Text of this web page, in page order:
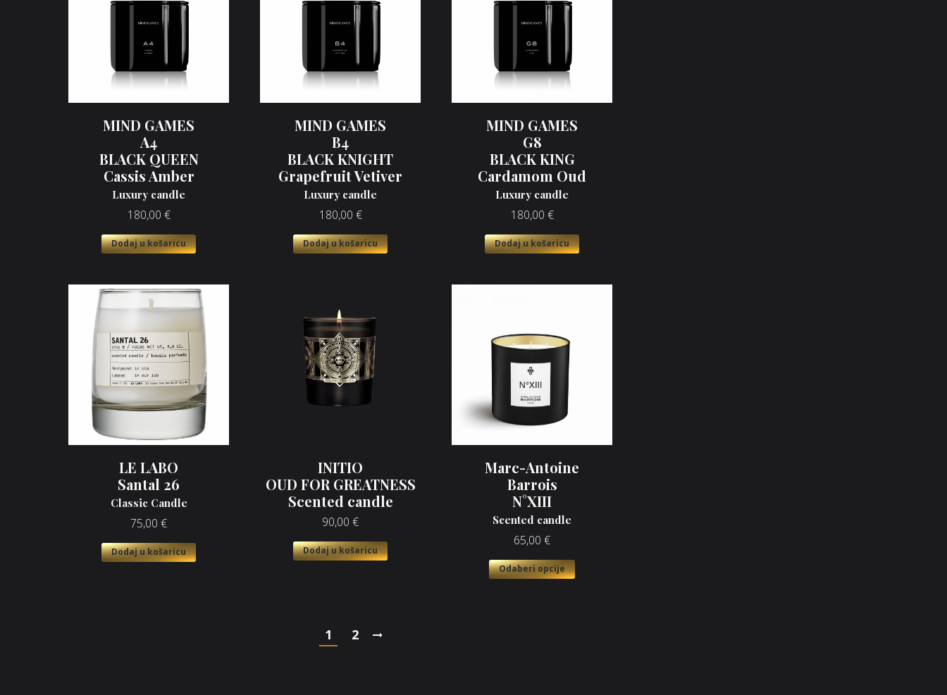
MIND GAMES
A4
BLACK QUEEN
Cassis Amber
Luxury candle
180,00 €
Dodaj u košaricu
MIND GAMES
B4
BLACK KNIGHT
Grapefruit Vetiver
Luxury candle
180,00 €
Dodaj u košaricu
MIND GAMES
G8
BLACK KING
Cardamom Oud
Luxury candle
180,00 €
Dodaj u košaricu
LE LABO
Santal 26
Classic Candle
75,00 €
Dodaj u košaricu
INITIO
OUD FOR GREATNESS
Scented candle
90,00 €
Dodaj u košaricu
Marc-Antoine
Barrois
N°XIII
Scented candle
65,00 €
Odaberi opcije
1 2